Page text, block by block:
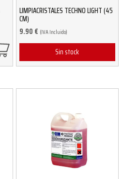
LIMPIACRISTALES TECHNO LIGHT (45
CM)
9.90 € (IVA Incluido)
Sin stock